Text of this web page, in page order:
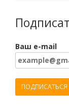
Ваш e-mail